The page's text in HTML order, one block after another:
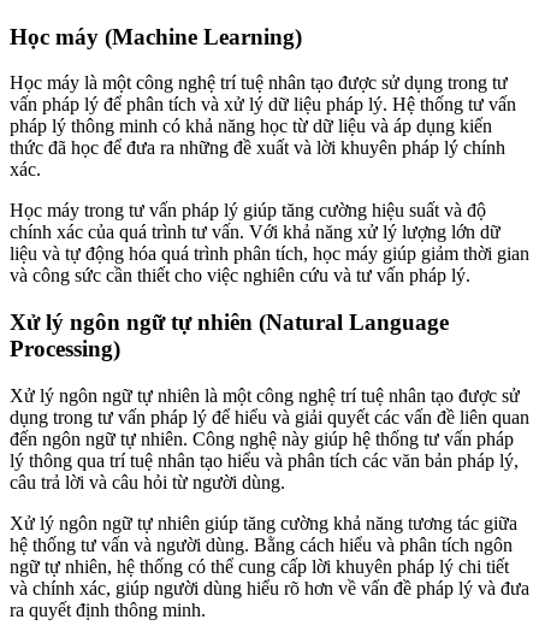
Học máy (Machine Learning)
Học máy là một công nghệ trí tuệ nhân tạo được sử dụng trong tư
vấn pháp lý để phân tích và xử lý dữ liệu pháp lý. Hệ thống tư vấn
pháp lý thông minh có khả năng học từ dữ liệu và áp dụng kiến
thức đã học để đưa ra những đề xuất và lời khuyên pháp lý chính
xác.
Học máy trong tư vấn pháp lý giúp tăng cường hiệu suất và độ
chính xác của quá trình tư vấn. Với khả năng xử lý lượng lớn dữ
liệu và tự động hóa quá trình phân tích, học máy giúp giảm thời gian
và công sức cần thiết cho việc nghiên cứu và tư vấn pháp lý.
Xử lý ngôn ngữ tự nhiên (Natural Language
Processing)
Xử lý ngôn ngữ tự nhiên là một công nghệ trí tuệ nhân tạo được sử
dụng trong tư vấn pháp lý để hiểu và giải quyết các vấn đề liên quan
đến ngôn ngữ tự nhiên. Công nghệ này giúp hệ thống tư vấn pháp
lý thông qua trí tuệ nhân tạo hiểu và phân tích các văn bản pháp lý,
câu trả lời và câu hỏi từ người dùng.
Xử lý ngôn ngữ tự nhiên giúp tăng cường khả năng tương tác giữa
hệ thống tư vấn và người dùng. Bằng cách hiểu và phân tích ngôn
ngữ tự nhiên, hệ thống có thể cung cấp lời khuyên pháp lý chi tiết
và chính xác, giúp người dùng hiểu rõ hơn về vấn đề pháp lý và đưa
ra quyết định thông minh.